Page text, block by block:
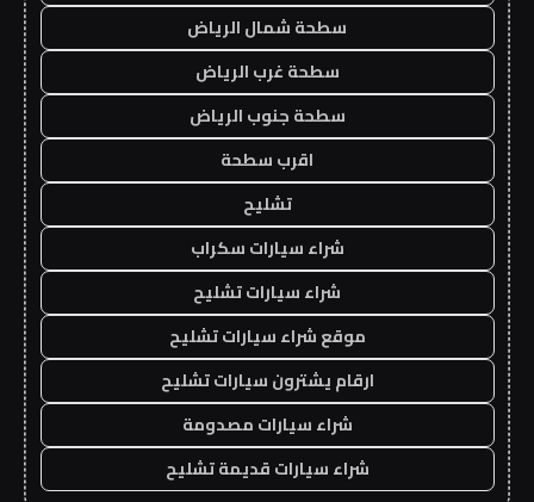
سطحة شمال الرياض
سطحة غرب الرياض
سطحة جنوب الرياض
اقرب سطحة
تشليح
شراء سيارات سكراب
شراء سيارات تشليح
موقع شراء سيارات تشليح
ارقام يشترون سيارات تشليح
شراء سيارات مصدومة
شراء سيارات قديمة تشليح